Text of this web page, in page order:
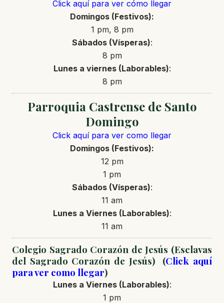
Click aquí para ver cómo llegar
Domingos (Festivos):
1 pm, 8 pm
Sábados (Vísperas):
8 pm
Lunes a viernes (Laborables):
8 pm
Parroquia Castrense de Santo
Domingo
Click aquí para ver como llegar
Domingos (Festivos):
12 pm
1 pm
Sábados (Vísperas):
11 am
Lunes a Viernes (Laborables):
11 am
Colegio Sagrado Corazón de Jesús (Esclavas
del Sagrado Corazón de Jesús) (Click aquí
para ver como llegar)
Lunes a Viernes (Laborables):
1 pm